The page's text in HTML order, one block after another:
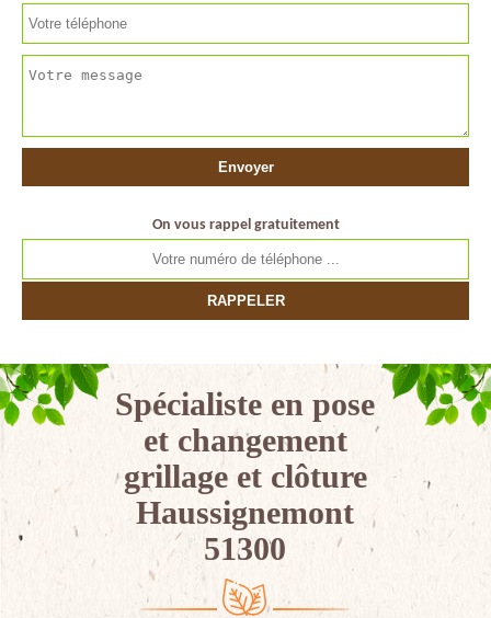
On vous rappel gratuitement
Spécialiste en pose
et changement
grillage et clôture
Haussignemont
51300